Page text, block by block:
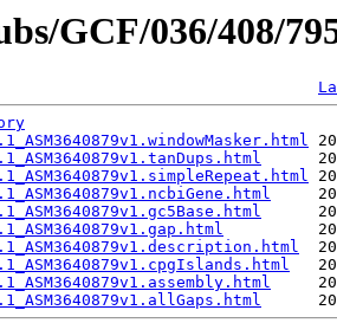
GCF/036/408/